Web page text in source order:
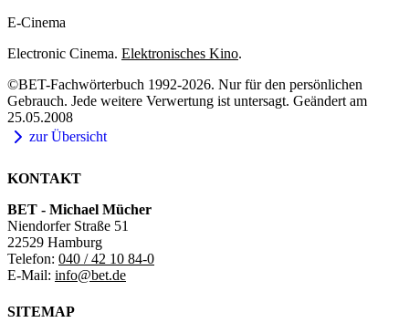
E-Cinema
Electronic Cinema. Elektronisches Kino.
©BET-Fachwörterbuch 1992-2026. Nur für den persönlichen
Gebrauch. Jede weitere Verwertung ist untersagt. Geändert am
25.05.2008
zur Übersicht
KONTAKT
BET - Michael Mücher
Niendorfer Straße 51
22529 Hamburg
Telefon: 040 / 42 10 84-0
E-Mail: info@bet.de
SITEMAP